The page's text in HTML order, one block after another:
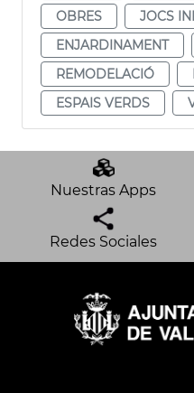
OBRES
JOCS
ENJARDINAMENT
REMODELACIÓ
ESPAIS VERDS
Nuestras Apps
Redes Sociales